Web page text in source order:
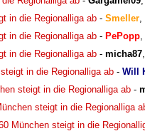
in die Regionalliga ab - Smeller
in die Regionalliga ab - PePopp
in die Regionalliga ab - micha87
in die Regionalliga ab - Will
steigt in die Regionalliga ab -
steigt in die Regionalliga
München steigt in die